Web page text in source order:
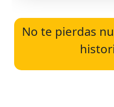
No te pierdas